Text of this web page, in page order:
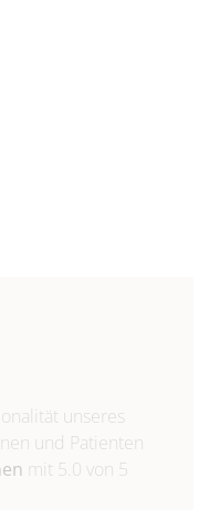
unseres
und Patienten
mit 5.0 von 5